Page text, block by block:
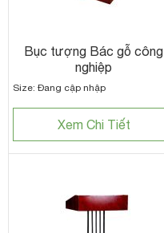
Bục tượng Bác gỗ công
nghiệp
Size: Đang cập nhập
Xem Chi Tiết